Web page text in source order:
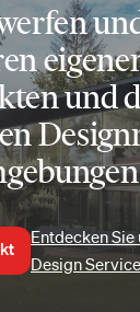
und
Entdecken
Design Service